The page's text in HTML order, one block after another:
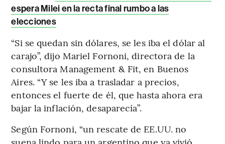
espera Milei en la recta final rumbo a las
elecciones
“Si se quedan sin dólares, se les iba el dólar al
carajo”, dijo Mariel Fornoni, directora de la
consultora Management & Fit, en Buenos
Aires. “Y se les iba a trasladar a precios,
entonces el fuerte de él, que hasta ahora era
bajar la inflación, desaparecía”.
Según Fornoni, “un rescate de EE.UU. no